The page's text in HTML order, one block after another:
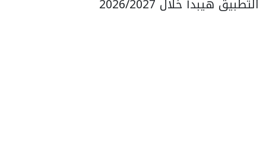
التطبيق هيبدأ خلال 2026/2027